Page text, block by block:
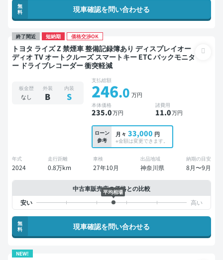
無
料
現車確認を問い合わせる
終了間近 短納期 価格交渉OK
トヨタ ライズ Z 禁煙車 整備記録簿あり ディスプレイオー
ディオ TV オートクルーズ スマートキー ETC バックモニタ
ー ドライブレコーダー 衝突軽減
板金歴
なし
外装
B
内装
S
支払総額
246.0 万円
本体価格
235.0万円
諸費用
11.0万円
ローン
参考
月々 33,000 円
※金額は変更できます。
年式
2024
走行距離
0.8万km
車検
27年10月
出品地域
神奈川県
納期の目安
8月〜9月
中古車販売店の価格との比較
平均相場
無
料
現車確認を問い合わせる
NEW!